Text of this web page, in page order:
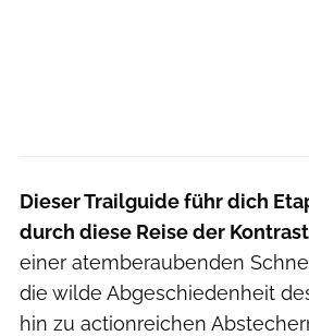
Dieser Trailguide führ dich
durch diese Reise der
einer atemberaubenden
die wilde Abgeschiedenheit
hin zu actionreichen